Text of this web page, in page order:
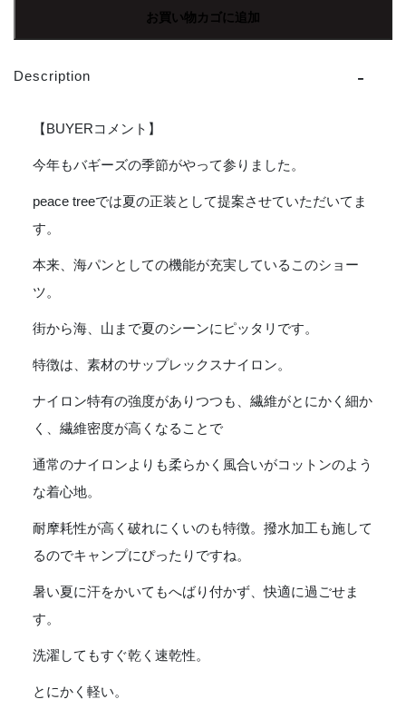
タ
ニ
Baggies
〔5inc〕-
GEO
BLUE
お買い物カゴに追加
Description
【BUYERコメント】
今年もバギーズの季節がやって参りました。
peace treeでは夏の正装として提案させていただいてま
す。
本来、海パンとしての機能が充実しているこのショー
ツ。
街から海、山まで夏のシーンにピッタリです。
特徴は、素材のサップレックスナイロン。
ナイロン特有の強度がありつつも、繊維がとにかく細か
く、繊維密度が高くなることで
通常のナイロンよりも柔らかく風合いがコットンのよう
な着心地。
耐摩耗性が高く破れにくいのも特徴。撥水加工も施して
るのでキャンプにぴったりですね。
暑い夏に汗をかいてもへばり付かず、快適に過ごせま
す。
洗濯してもすぐ乾く速乾性。
とにかく軽い。